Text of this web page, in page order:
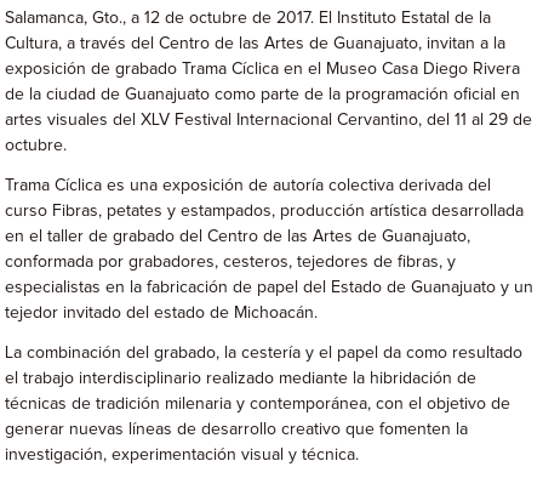
Salamanca, Gto., a 12 de octubre de 2017. El Instituto Estatal de la
Cultura, a través del Centro de las Artes de Guanajuato, invitan a la
exposición de grabado Trama Cíclica en el Museo Casa Diego Rivera
de la ciudad de Guanajuato como parte de la programación oficial en
artes visuales del XLV Festival Internacional Cervantino, del 11 al 29 de
octubre.
Trama Cíclica es una exposición de autoría colectiva derivada del
curso Fibras, petates y estampados, producción artística desarrollada
en el taller de grabado del Centro de las Artes de Guanajuato,
conformada por grabadores, cesteros, tejedores de fibras, y
especialistas en la fabricación de papel del Estado de Guanajuato y un
tejedor invitado del estado de Michoacán.
La combinación del grabado, la cestería y el papel da como resultado
el trabajo interdisciplinario realizado mediante la hibridación de
técnicas de tradición milenaria y contemporánea, con el objetivo de
generar nuevas líneas de desarrollo creativo que fomenten la
investigación, experimentación visual y técnica.